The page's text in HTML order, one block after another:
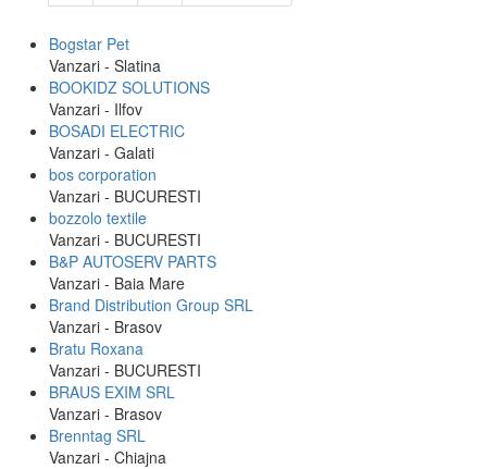
Bogstar Pet
Vanzari - Slatina
BOOKIDZ SOLUTIONS
Vanzari - Ilfov
BOSADI ELECTRIC
Vanzari - Galati
bos corporation
Vanzari - BUCURESTI
bozzolo textile
Vanzari - BUCURESTI
B&P AUTOSERV PARTS
Vanzari - Baia Mare
Brand Distribution Group SRL
Vanzari - Brasov
Bratu Roxana
Vanzari - BUCURESTI
BRAUS EXIM SRL
Vanzari - Brasov
Brenntag SRL
Vanzari - Chiajna